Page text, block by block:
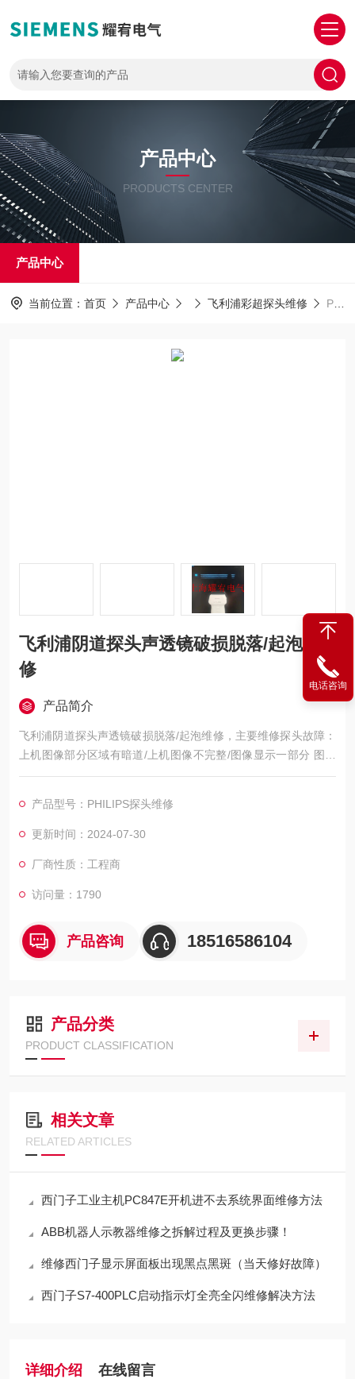
产品中心
PRODUCTS CENTER
产品中心
当前位置： 首页 产品中心 飞利浦彩超探头维修 PHILIPS探头维修飞利浦阴道探头声透镜破损脱落/起泡维修
飞利浦阴道探头声透镜破损脱落/起泡维
修
产品简介
飞利浦阴道探头声透镜破损脱落/起泡维修，主要维修探头故障：
上机图像部分区域有暗道/上机图像不完整/图像显示一部分 图像
有黑影 图像不良，如：暗道、黑影、黑屏、重影、缺失、模糊、
头维修，如：声透镜破损脱落/起泡、外壳爆裂、线套破损、电缆
线断、油囊***、漏油，等；功能不良，如：二维转三维电机报
产品型号：PHILIPS探头维修
更新时间：2024-07-30
厂商性质：工程商
访问量：1790
产品咨询 18516586104
产品分类
PRODUCT CLASSIFICATION
相关文章
RELATED ARTICLES
西门子工业主机PC847E开机进不去系统界面维修方法
ABB机器人示教器维修之拆解过程及更换步骤！
维修西门子显示屏面板出现黑点黑斑（当天修好故障）
西门子S7-400PLC启动指示灯全亮全闪维修解决方法
详细介绍 在线留言
电话咨询